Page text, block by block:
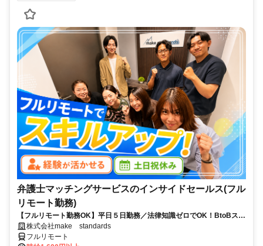
弁護士マッチングサービスのインサイドセールス(フル
リモート勤務)
【フルリモート勤務OK】平日５日勤務／法律知識ゼロでOK！BtoBスキ
ルが身につく営業職
株式会社make standards
フルリモート